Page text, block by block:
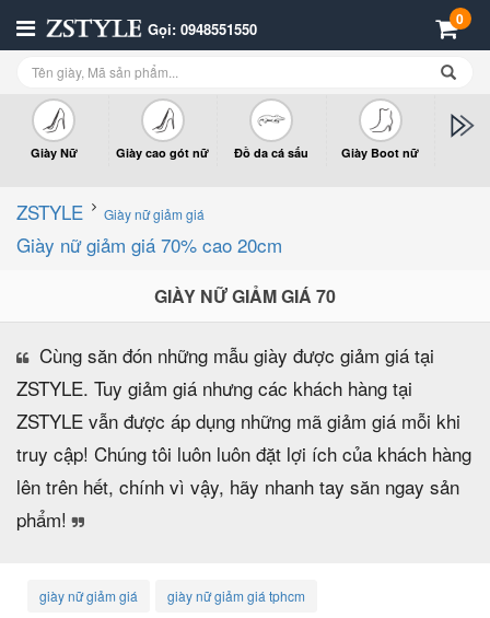
Gọi: 0948551550 0
Giày Nữ Giày cao gót nữ Đồ da cá sấu Giày Boot nữ
ZSTYLE Giày nữ giảm giá
Giày nữ giảm giá 70% cao 20cm
GIÀY NỮ GIẢM GIÁ 70
Cùng săn đón những mẫu giày được giảm giá tại
ZSTYLE. Tuy giảm giá nhưng các khách hàng tại
ZSTYLE vẫn được áp dụng những mã giảm giá mỗi khi
truy cập! Chúng tôi luôn luôn đặt lợi ích của khách hàng
lên trên hết, chính vì vậy, hãy nhanh tay săn ngay sản
phẩm!
giày nữ giảm giá giày nữ giảm giá tphcm